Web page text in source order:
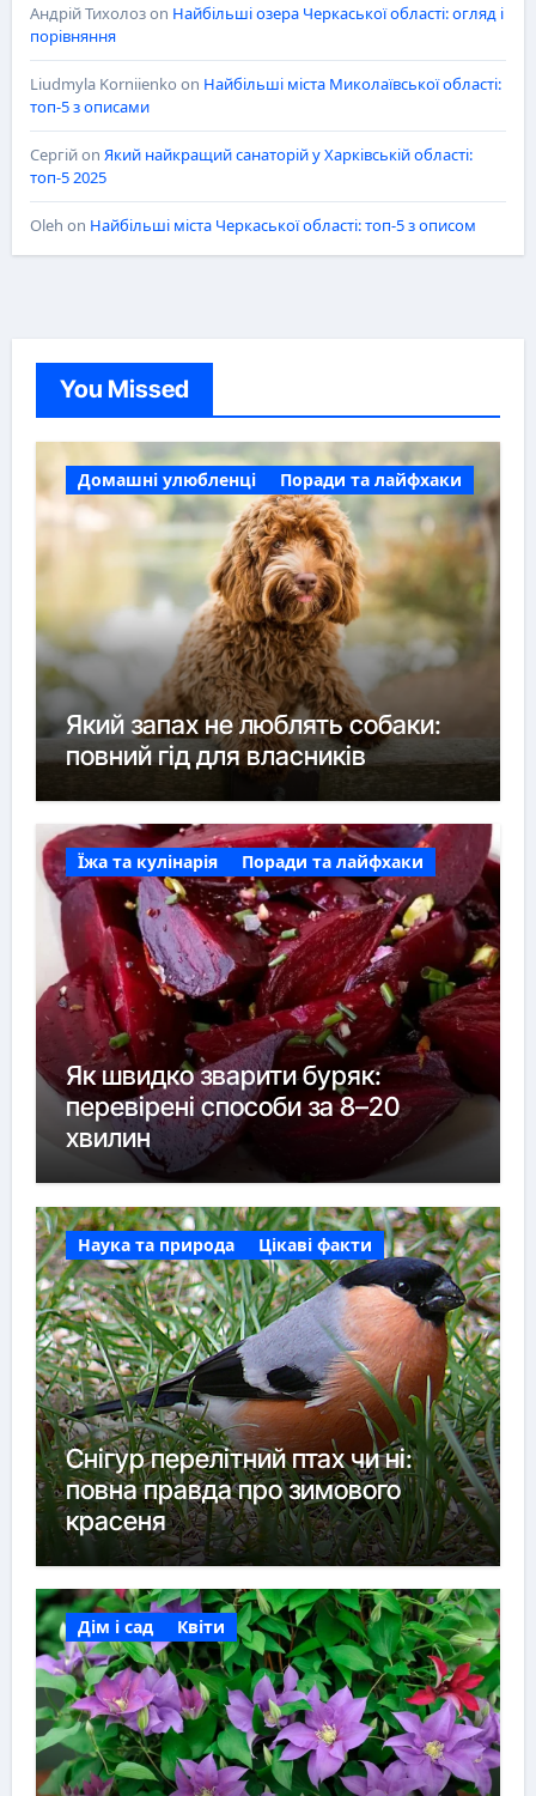
Андрій Тихолозon Найбільші озера Черкаської області: огляд і
порівняння
Liudmyla Korniienko on Найбільші міста Миколаївської області:
топ-5 з описами
Сергійon Який найкращий санаторій у Харківській області:
топ-5 2025
Oleh on Найбільші міста Черкаської області: топ-5 з описом
You Missed
Домашні улюбленці Поради та лайфхаки
Який запах не люблять собаки:
повний гід для власників
Їжа та кулінарія Поради та лайфхаки
Як швидко зварити буряк:
перевірені способи за 8–20
хвилин
Наука та природа Цікаві факти
Снігур перелітний птах чи ні:
повна правда про зимового
красеня
Дім і сад Квіти